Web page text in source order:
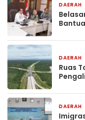
DAERAH
DAERAH
Ruas
DAERAH